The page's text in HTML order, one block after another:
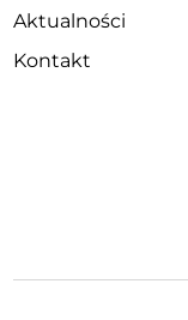
Aktualności
Kontakt